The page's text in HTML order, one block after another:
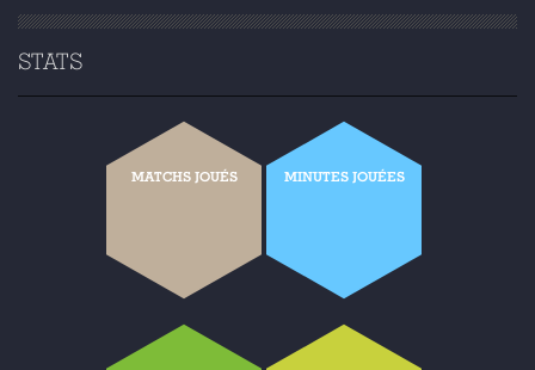
STATS
MATCHS JOUÉS MINUTES JOUÉES